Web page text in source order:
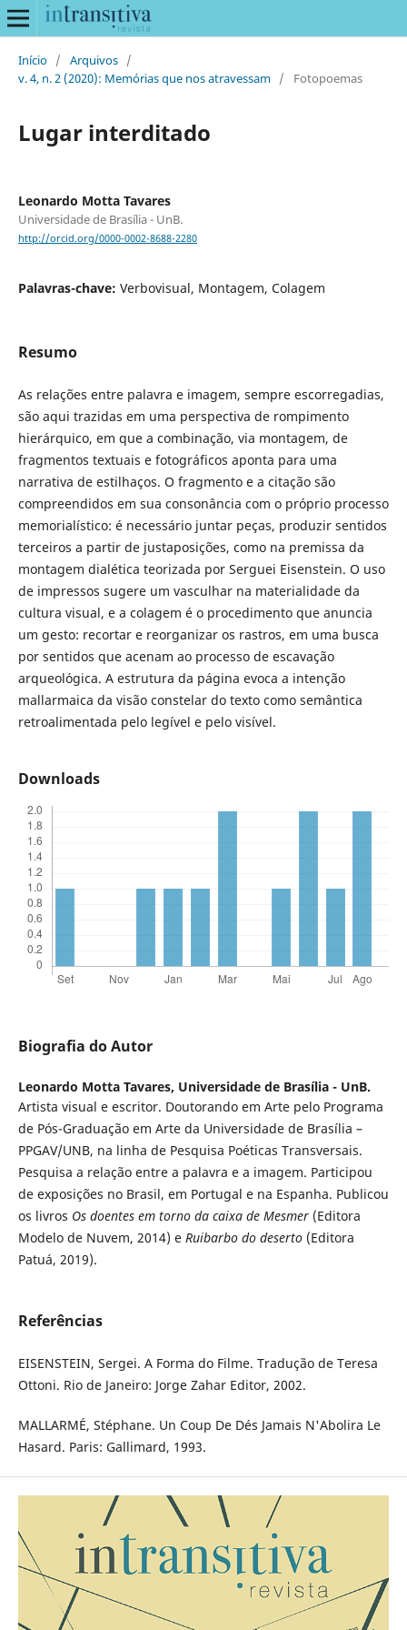
Início / Arquivos /
v. 4, n. 2 (2020): Memórias que nos atravessam / Fotopoemas
Lugar interditado
Leonardo Motta Tavares
Universidade de Brasília - UnB.
http://orcid.org/0000-0002-8688-2280
Palavras-chave: Verbovisual, Montagem, Colagem
Resumo
As relações entre palavra e imagem, sempre escorregadias,
são aqui trazidas em uma perspectiva de rompimento
hierárquico, em que a combinação, via montagem, de
fragmentos textuais e fotográficos aponta para uma
narrativa de estilhaços. O fragmento e a citação são
compreendidos em sua consonância com o próprio processo
memorialístico: é necessário juntar peças, produzir sentidos
terceiros a partir de justaposições, como na premissa da
montagem dialética teorizada por Serguei Eisenstein. O uso
de impressos sugere um vasculhar na materialidade da
cultura visual, e a colagem é o procedimento que anuncia
um gesto: recortar e reorganizar os rastros, em uma busca
por sentidos que acenam ao processo de escavação
arqueológica. A estrutura da página evoca a intenção
mallarmaica da visão constelar do texto como semântica
retroalimentada pelo legível e pelo visível.
Downloads
Biografia do Autor
Leonardo Motta Tavares, Universidade de Brasília - UnB.
Artista visual e escritor. Doutorando em Arte pelo Programa
de Pós-Graduação em Arte da Universidade de Brasília –
PPGAV/UNB, na linha de Pesquisa Poéticas Transversais.
Pesquisa a relação entre a palavra e a imagem. Participou
de exposições no Brasil, em Portugal e na Espanha. Publicou
os livros Os doentes em torno da caixa de Mesmer(Editora
Modelo de Nuvem, 2014) e Ruibarbo do deserto(Editora
Patuá, 2019).
Referências
EISENSTEIN, Sergei. A Forma do Filme. Tradução de Teresa
Ottoni. Rio de Janeiro: Jorge Zahar Editor, 2002.
MALLARMÉ, Stéphane. Un Coup De Dés Jamais N'Abolira Le
Hasard. Paris: Gallimard, 1993.